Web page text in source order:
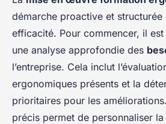
démarche proactive et
efficacité. Pour commencer, il
une analyse approfondie des
l’entreprise. Cela inclut
ergonomiques présents et la
prioritaires pour les
précis permet de personnaliser